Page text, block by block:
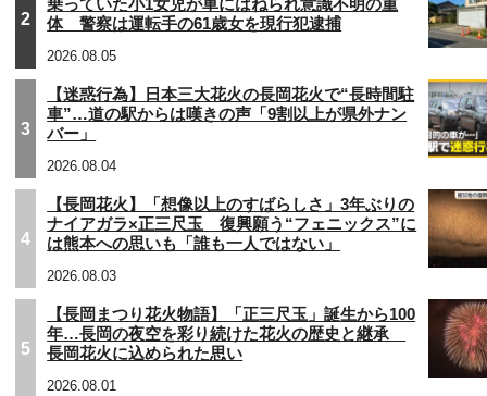
2
乗っていた小1女児が車にはねられ意識不明の重
体 警察は運転手の61歳女を現行犯逮捕
2026.08.05
3
【迷惑行為】日本三大花火の長岡花火で“長時間駐
車”…道の駅からは嘆きの声「9割以上が県外ナン
バー」
2026.08.04
4
【長岡花火】「想像以上のすばらしさ」3年ぶりの
ナイアガラ×正三尺玉 復興願う“フェニックス”に
は熊本への思いも「誰も一人ではない」
2026.08.03
5
【長岡まつり花火物語】「正三尺玉」誕生から100
年…長岡の夜空を彩り続けた花火の歴史と継承
長岡花火に込められた思い
2026.08.01